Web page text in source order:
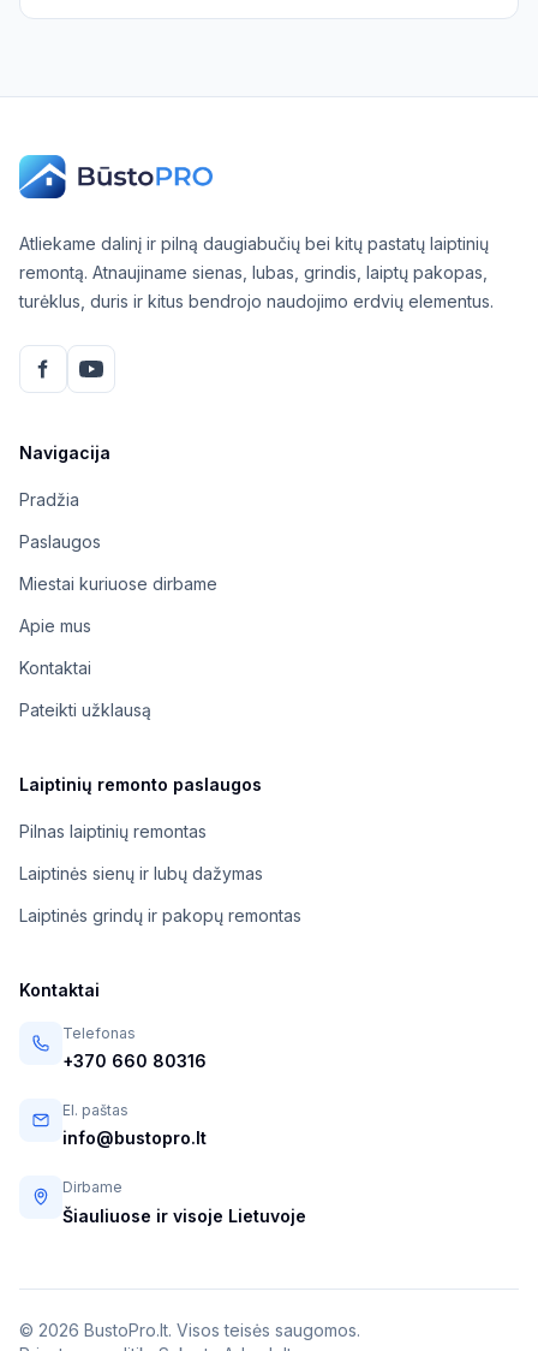
Atliekame dalinį ir pilną daugiabučių bei kitų pastatų laiptinių
remontą. Atnaujiname sienas, lubas, grindis, laiptų pakopas,
turėklus, duris ir kitus bendrojo naudojimo erdvių elementus.
Navigacija
Pradžia
Paslaugos
Miestai kuriuose dirbame
Apie mus
Kontaktai
Pateikti užklausą
Laiptinių remonto paslaugos
Pilnas laiptinių remontas
Laiptinės sienų ir lubų dažymas
Laiptinės grindų ir pakopų remontas
Kontaktai
Telefonas
+370 660 80316
El. paštas
info@bustopro.lt
Dirbame
Šiauliuose ir visoje Lietuvoje
© 2026 BustoPro.lt. Visos teisės saugomos.